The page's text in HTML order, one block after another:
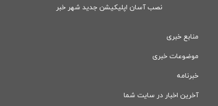
نصب آسان اپلیکیشن جدید شهر خبر
منابع خبری
موضوعات خبری
خبرنامه
آخرین اخبار در سایت شما